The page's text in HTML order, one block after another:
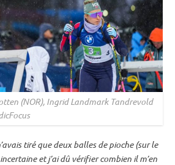
(NOR), Ingrid Landmark Tandrevold
tiré que deuxballes de pioche(sur le
et j’ai dû vérifier combien il m’en